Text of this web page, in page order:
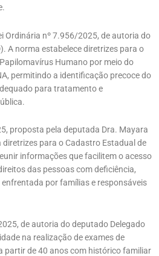
Ordinária nº 7.956/2025, de autoria do
A norma estabelece diretrizes para o
Humano por meio do
permitindo a identificação precoce do
para tratamento e
proposta pela deputada Dra. Mayara
diretrizes para o Cadastro Estadual de
informações que facilitem o acesso
das pessoas com deficiência,
por famílias e responsáveis
de autoria do deputado Delegado
na realização de exames de
partir de 40 anos com histórico familiar